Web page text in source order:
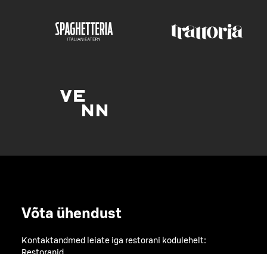
Võta ühendust
Kontaktandmed leiate iga restorani kodulehelt: